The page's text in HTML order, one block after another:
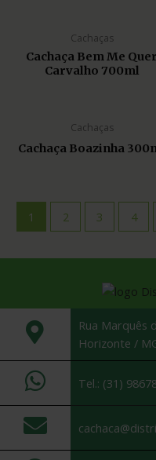
Cachaças
Cachaça Bem Me Quer
Carvalho 700ml
Cachaças
Cachaça Boazinha
1 2 3 4
Rua Marquês
Horizonte /
Tel.: (31)